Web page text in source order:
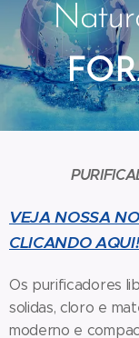
VEJA NOSSA
CLICANDO AQUI!
Os purificadores
solidas, cloro e
moderno e